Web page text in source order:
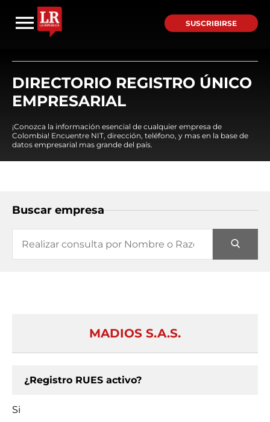
SUSCRIBIRSE
DIRECTORIO REGISTRO ÚNICO
EMPRESARIAL
¡Conozca la información esencial de cualquier empresa de
Colombia! Encuentre NIT, dirección, teléfono, y mas en la base de
datos empresarial mas grande del país.
Buscar empresa
MADIOS S.A.S.
¿Registro RUES activo?
Si